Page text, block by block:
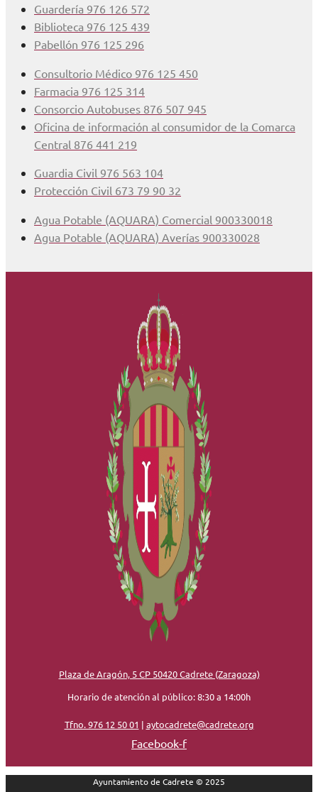
Guardería 976 126 572
Biblioteca 976 125 439
Pabellón 976 125 296
Consultorio Médico 976 125 450
Farmacia 976 125 314
Consorcio Autobuses 876 507 945
Oficina de información al consumidor de la Comarca
Central 876 441 219
Guardia Civil 976 563 104
Protección Civil 673 79 90 32
Agua Potable (AQUARA) Comercial 900330018
Agua Potable (AQUARA) Averías 900330028
Plaza de Aragón, 5 CP 50420 Cadrete (Zaragoza)
Horario de atención al público: 8:30 a 14:00h
Tfno. 976 12 50 01 | aytocadrete@cadrete.org
Facebook-f
Ayuntamiento de Cadrete © 2025